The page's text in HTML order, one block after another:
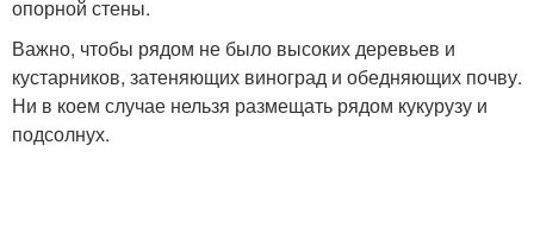
опорной стены.
Важно, чтобы рядом не было высоких деревьев и
кустарников, затеняющих виноград и обедняющих почву.
Ни в коем случае нельзя размещать рядом кукурузу и
подсолнух.